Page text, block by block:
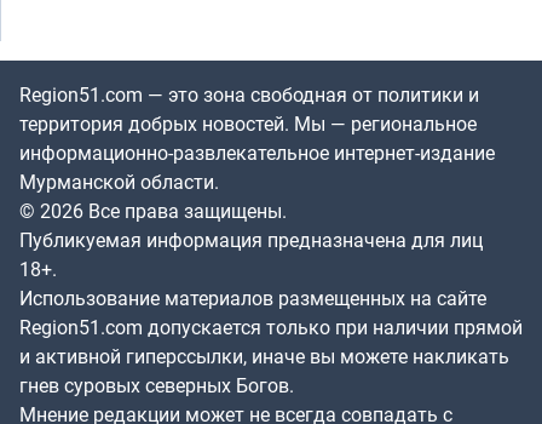
Region51.com — это зона свободная от политики и
территория добрых новостей. Мы — региональное
информационно-развлекательное интернет-издание
Мурманской области.
© 2026 Все права защищены.
Публикуемая информация предназначена для лиц
18+.
Использование материалов размещенных на сайте
Region51.com допускается только при наличии прямой
и активной гиперссылки, иначе вы можете накликать
гнев суровых северных Богов.
Мнение редакции может не всегда совпадать с